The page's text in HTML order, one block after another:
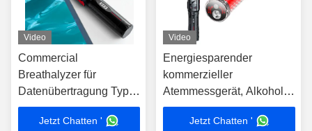
Video
Commercial
Breathalyzer für
Datenübertragung Typ C
für den Bereich von 0-
400 mg/100 ml
Jetzt Chatten '
Video
Energiesparender
kommerzieller
Atemmessgerät, Alkohol-
Test-Atemmessgerät mit
90000 Testdaten
Jetzt Chatten '